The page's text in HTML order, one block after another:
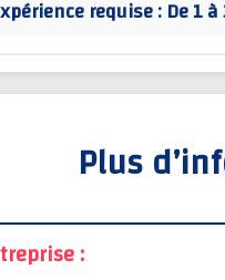
Expérience requise :
Plus
Entreprise :